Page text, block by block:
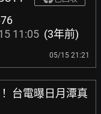
11:05 (3年前)
05/15 21:21
台電曝日月潭真